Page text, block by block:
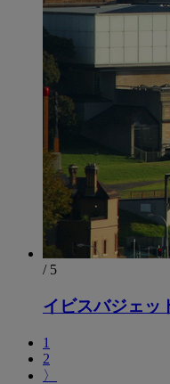
/ 5
イビスバジェッ
1
2
〉